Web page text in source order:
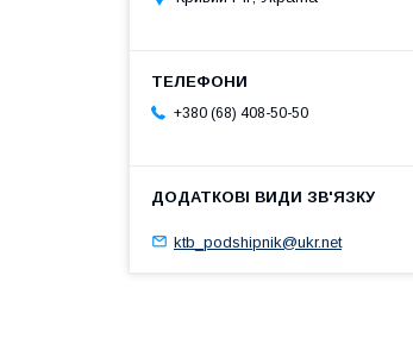
+380 (68) 408-50-50
ktb_podshipnik@ukr.net